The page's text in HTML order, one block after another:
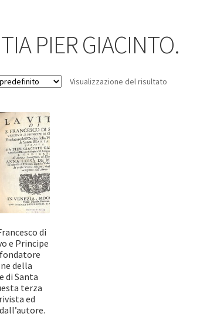
PIER GIACINTO.
Visualizzazione del risultato
di
e Principe
della
di Santa
terza
ed